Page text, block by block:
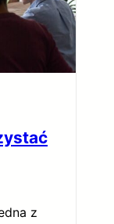
z